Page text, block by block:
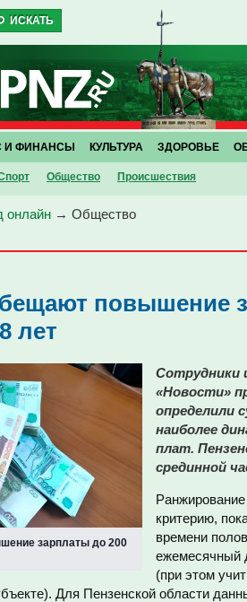
Общество Проиcшествия
И ФИНАНСЫ КУЛЬТУРА ЗДОРОВЬЕ
онлайн → Общество
повышение
лет
зарплаты до 200
Сотрудники
«Новости»
определили
наиболее
плат.
срединной
критерию,
времени
ежемесячный
(при этом
Для Пензенской области